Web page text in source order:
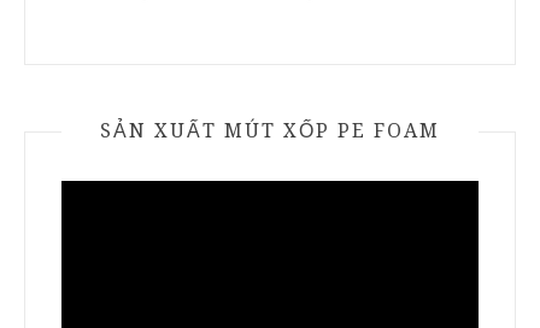
SẢN XUẤT MÚT XỐP PE FOAM